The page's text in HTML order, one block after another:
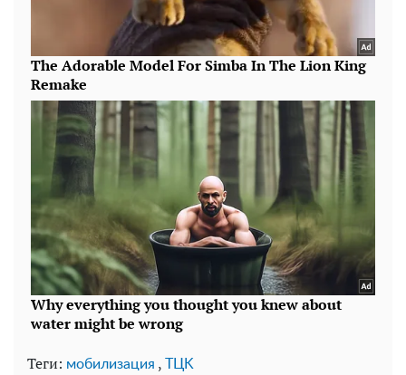
Теги: мобилизация ,
TЦK